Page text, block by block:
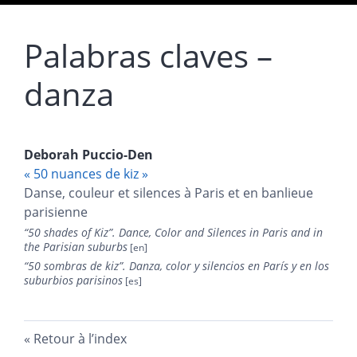
Palabras claves –
danza
Deborah Puccio-Den
« 50 nuances de kiz »
Danse, couleur et silences à Paris et en banlieue
parisienne
“50 shades of Kiz”. Dance, Color and Silences in Paris and in
the Parisian suburbs
“50 sombras de kiz”. Danza, color y silencios en París yen los
suburbios parisinos
Retour à l’index